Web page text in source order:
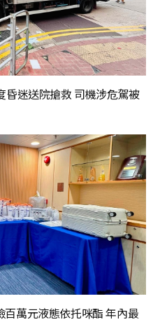
昏迷送院搶救 司機涉危駕被
萬元液態依托咪酯 年內最